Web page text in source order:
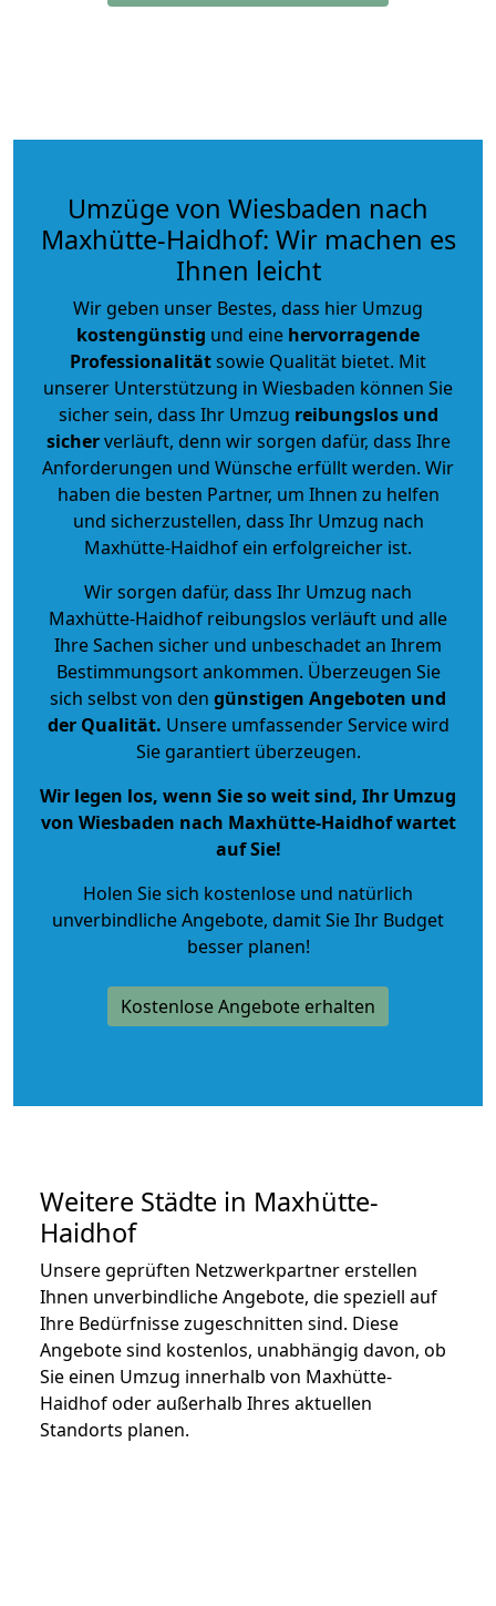
Umzüge von Wiesbaden nach
Maxhütte-Haidhof: Wir machen es
Ihnen leicht
Wir geben unser Bestes, dass hier Umzug
kostengünstig und eine hervorragende
Professionalitätsowie Qualität bietet. Mit
unserer Unterstützung in Wiesbaden können Sie
sicher sein, dass Ihr Umzug reibungslos und
sicherverläuft, denn wir sorgen dafür, dass Ihre
Anforderungen und Wünsche erfüllt werden. Wir
haben die besten Partner, um Ihnen zu helfen
und sicherzustellen, dass Ihr Umzug nach
Maxhütte-Haidhof ein erfolgreicher ist.
Wir sorgen dafür, dass Ihr Umzug nach
Maxhütte-Haidhof reibungslos verläuft und alle
Ihre Sachen sicher und unbeschadet an Ihrem
Bestimmungsort ankommen. Überzeugen Sie
sich selbst von den günstigen Angeboten und
der Qualität. Unsere umfassender Service wird
Sie garantiert überzeugen.
Wir legen los, wenn Sie so weit sind, Ihr Umzug
von Wiesbaden nach Maxhütte-Haidhof wartet
auf Sie!
Holen Sie sich kostenlose und natürlich
unverbindliche Angebote, damit Sie Ihr Budget
besser planen!
Kostenlose Angebote erhalten
Weitere Städte in Maxhütte-
Haidhof
Unsere geprüften Netzwerkpartner erstellen
Ihnen unverbindliche Angebote, die speziell auf
Ihre Bedürfnisse zugeschnitten sind. Diese
Angebote sind kostenlos, unabhängig davon, ob
Sie einen Umzug innerhalb von Maxhütte-
Haidhof oder außerhalb Ihres aktuellen
Standorts planen.